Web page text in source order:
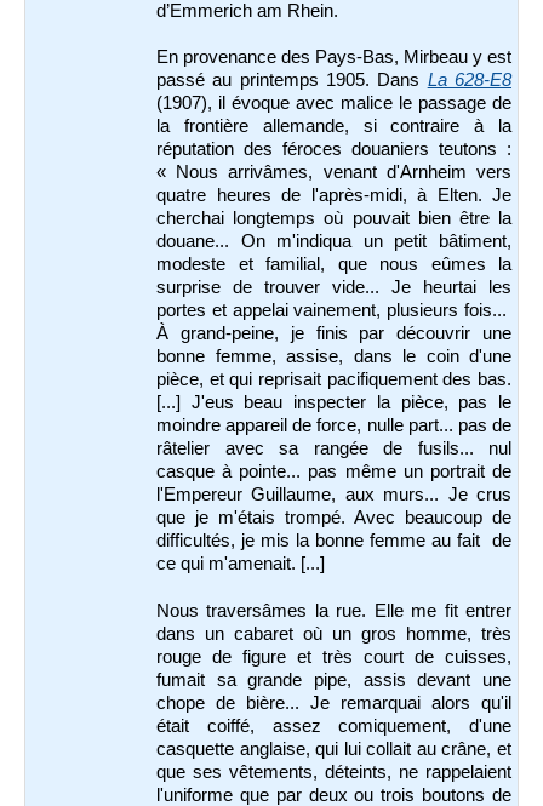
d’Emmerich am Rhein.
En provenance des Pays-Bas, Mirbeau y est
passé au printemps 1905. Dans La 628-E8
(1907), il évoque avec malice le passage de
la frontière allemande, si contraire à la
réputation des féroces douaniers teutons :
« Nous arrivâmes, venant d'Arnheim vers
quatre heures de l'après-midi, à Elten. Je
cherchai longtemps où pouvait bien être la
douane... On m'indiqua un petit bâtiment,
modeste et familial, que nous eûmes la
surprise de trouver vide... Je heurtai les
portes et appelai vainement, plusieurs fois...
À grand-peine, je finis par découvrir une
bonne femme, assise, dans le coin d'une
pièce, et qui reprisait pacifiquement des bas.
[...] J'eus beau inspecter la pièce, pas le
moindre appareil de force, nulle part... pas de
râtelier avec sa rangée de fusils... nul
casque à pointe... pas même un portrait de
l'Empereur Guillaume, aux murs... Je crus
que je m'étais trompé. Avec beaucoup de
difficultés, je mis la bonne femme au fait de
ce qui m'amenait. [...]
Nous traversâmes la rue. Elle me fit entrer
dans un cabaret où un gros homme, très
rouge de figure et très court de cuisses,
fumait sa grande pipe, assis devant une
chope de bière... Je remarquai alors qu'il
était coiffé, assez comiquement, d'une
casquette anglaise, qui lui collait au crâne, et
que ses vêtements, déteints, ne rappelaient
l'uniforme que par deux ou trois boutons de